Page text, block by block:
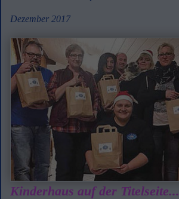
Dezember 2017
Kinderhaus auf der Titelseite...